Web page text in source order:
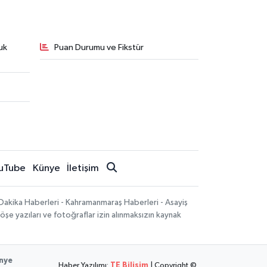
Puan Durumu ve Fikstür
Künye İletişim
Haberleri - Kahramanmaraş Haberleri - Asayiş
yazıları ve fotoğraflar izin alınmaksızın kaynak